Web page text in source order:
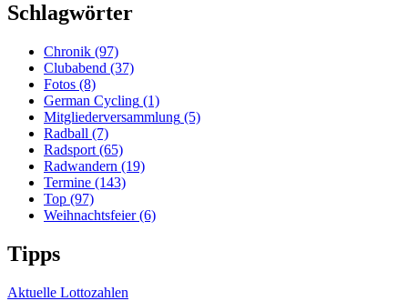
Schlagwörter
Chronik (97)
Clubabend (37)
Fotos (8)
German Cycling (1)
Mitgliederversammlung (5)
Radball (7)
Radsport (65)
Radwandern (19)
Termine (143)
Top (97)
Weihnachtsfeier(6)
Tipps
Aktuelle Lottozahlen